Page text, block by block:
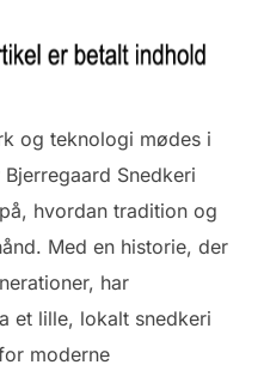
og teknologi mødes i
Snedkeri
hvordan tradition og
Med en historie, der
har
et lille, lokalt snedkeri
moderne